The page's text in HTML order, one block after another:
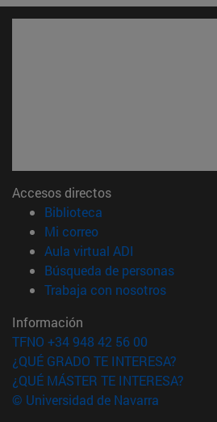
Accesos directos
Biblioteca
Mi correo(abre en nueva
Aula virtual ADI
Búsqueda de personas(abre
Trabaja con nosotros(abre en
Información
TFNO +34 948 42 56 00
¿QUÉ GRADO TE INTERESA?
¿QUÉ MÁSTER TE INTERESA?
© Universidad de Navarra